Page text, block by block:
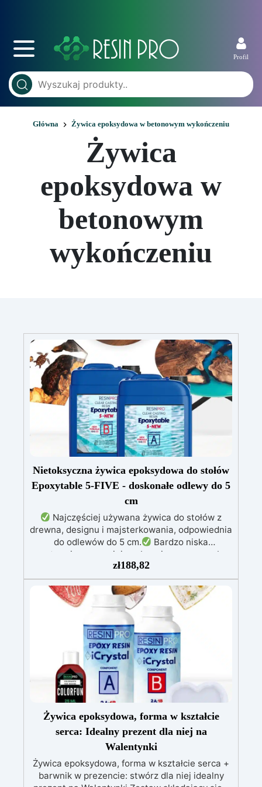
Profil
Główna Żywica epoksydowa w betonowym wykończeniu
Żywica
epoksydowa w
betonowym
wykończeniu
Nietoksyczna żywica epoksydowa do stołów
Epoxytable 5-FIVE - doskonałe odlewy do 5
cm
Najczęściej używana żywica do stołów z
drewna, designu i majsterkowania, odpowiednia
do odlewów do 5 cm.
Bardzo niska
egzotermia zapewniająca bezpieczną pracę bez
Odporna na zarysowania i
żółknięcie dzięki filtrom UV i wysokiej jakości
mechanicznej.
Niska lepkość, eliminująca
pęcherzyki powietrza i zapewniająca gładkie
Bezpieczna i nietoksyczna,
wolna od BPA/VOC, certyfikowana do
długotrwałego kontaktu ze skórą.
zł188,82
Żywica epoksydowa, forma w kształcie
serca: Idealny prezent dla niej na
Walentynki
Żywica epoksydowa, forma w kształcie serca +
barwnik w prezencie: stwórz dla niej idealny